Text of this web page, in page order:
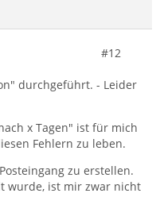
#12
durchgeführt. - Leider
x Tagen" ist für mich
Fehlern zu leben.
zu erstellen.
wurde, ist mir zwar nicht